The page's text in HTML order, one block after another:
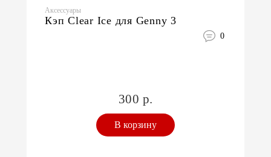
Аксессуары
Кэп Clear Ice для Genny 3
0
300 р.
В корзину